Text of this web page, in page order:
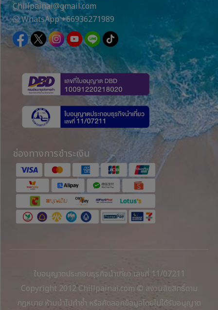
Chillpainai@gmail.com
WhatsApp+66936271989
ช่องทางการชำระเงิน
ใบอนุญาตประกอบธุรกิจนำเที่ยว เลขที่ 11/07211
Copyright 2012 Chillpainai.com © สงวนลิขสิทธิ์ตาม
กฎหมาย ห้ามนำไปทำซ้ำ หรือคัดลอกข้อมูลโดยไม่ได้รับอนุญาต